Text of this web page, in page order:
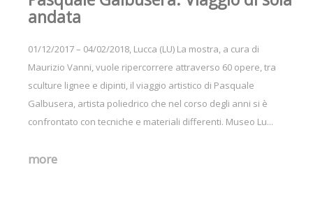
andata
01/12/2017 – 04/02/2018, Lucca (LU) La mostra, a cura di
Maurizio Vanni, vuole ripercorrere attraverso 60 opere, tra
sculture lignee e dipinti, il viaggio artistico di Pasquale
Galbusera, artista poliedrico che nel corso degli anni si è
confrontato con tecniche e materiali differenti. Museo Lu...
more